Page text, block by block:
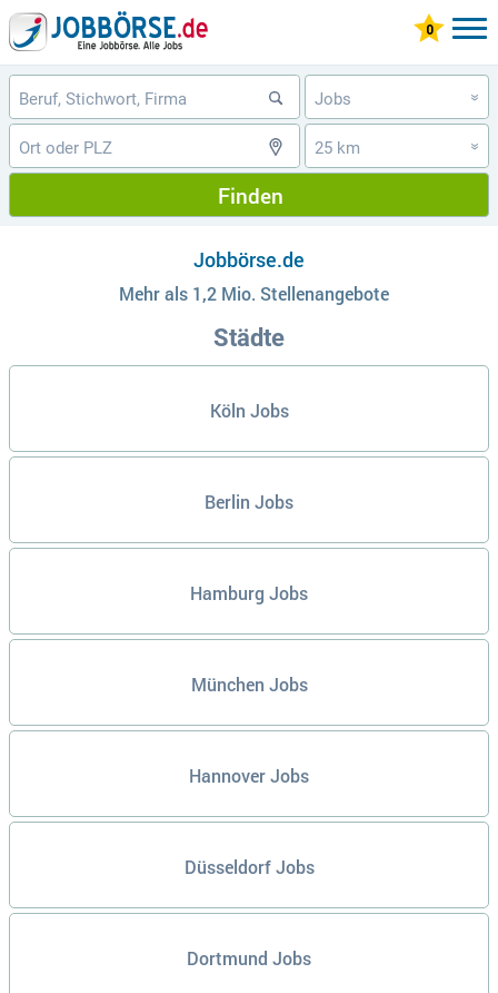
Jobs »
25 km »
Finden
Jobbörse.de
Mehr als 1,2 Mio. Stellenangebote
Städte
Köln Jobs
Berlin Jobs
Hamburg Jobs
München Jobs
Hannover Jobs
Düsseldorf Jobs
Dortmund Jobs